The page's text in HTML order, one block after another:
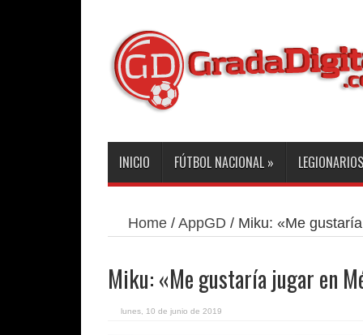
INICIO FÚTBOL NACIONAL » LEGIONARIOS
Home/ AppGD / Miku: «Me
Miku: «Me gustaría jugar en
lunes, 10 de junio de 2019